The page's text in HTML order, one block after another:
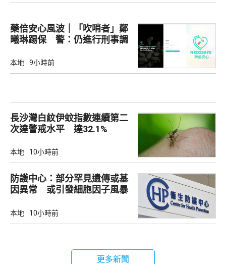
藥倍安心風波｜「吹哨者」鄭
曦琳踢保 警：仍進行刑事調
本地 9小時前
長沙灣白紋伊蚊指數連續第二
次達警戒水平 達32.1%
本地 10小時前
防護中心：部分罕見遺傳或基
因異常 或引發細胞因子風暴
本地 10小時前
更多新聞